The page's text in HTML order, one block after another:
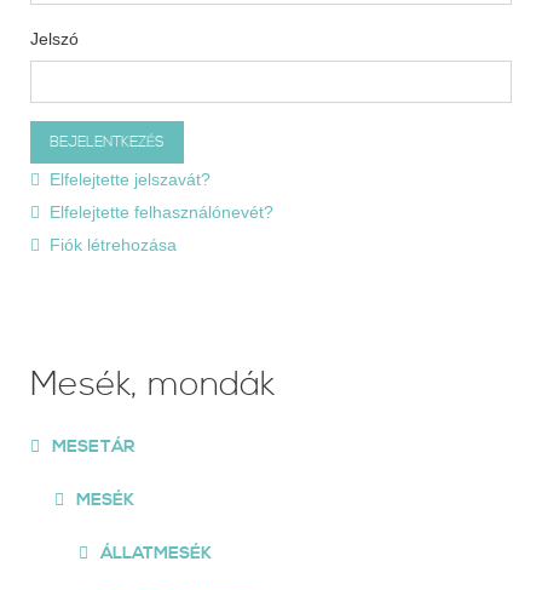
Jelszó
Elfelejtette jelszavát?
Elfelejtette felhasználónevét?
Fiók létrehozása
Mesék, mondák
MESETÁR
MESÉK
ÁLLATMESÉK